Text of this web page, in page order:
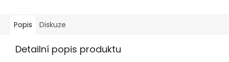
Popis Diskuze
Detailní popis produktu